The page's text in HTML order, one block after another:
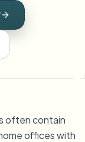
ー
often contain
offices with